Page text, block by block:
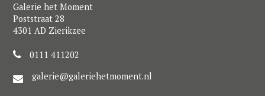
Galerie het Moment
Poststraat 28
4301 AD Zierikzee
0111 411202
galerie@galeriehetmoment.nl